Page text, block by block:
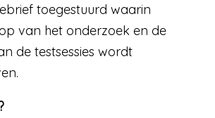
toegestuurd waarin
van het onderzoek en de
de testsessies wordt